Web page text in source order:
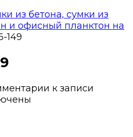
из бетона, сумки из
и офисный планктон на
149
к записи